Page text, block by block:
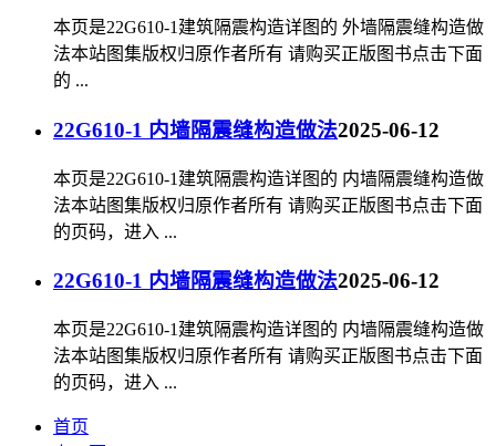
本页是22G610-1建筑隔震构造详图的 外墙隔震缝构造做
法本站图集版权归原作者所有 请购买正版图书点击下面
的 ...
22G610-1 内墙隔震缝构造做法2025-06-12
本页是22G610-1建筑隔震构造详图的 内墙隔震缝构造做
法本站图集版权归原作者所有 请购买正版图书点击下面
的页码，进入 ...
22G610-1 内墙隔震缝构造做法2025-06-12
本页是22G610-1建筑隔震构造详图的 内墙隔震缝构造做
法本站图集版权归原作者所有 请购买正版图书点击下面
的页码，进入 ...
首页